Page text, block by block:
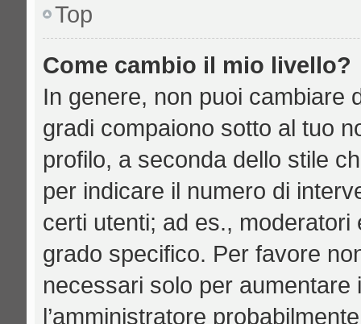
Top
Come cambio il mio livello?
In genere, non puoi cambiare
gradi compaiono sotto al tuo
profilo, a seconda dello stile
per indicare il numero di
certi utenti; ad es.,
grado specifico. Per favore
necessari solo per
l’amministratore